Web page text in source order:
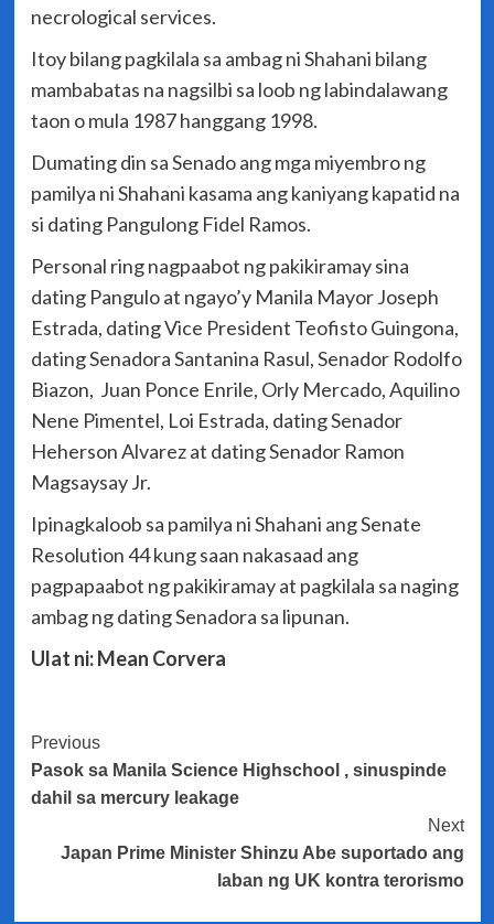
necrological services.
Itoy bilang pagkilala sa ambag ni Shahani bilang
mambabatas na nagsilbi sa loob ng labindalawang
taon o mula 1987 hanggang 1998.
Dumating din sa Senado ang mga miyembro ng
pamilya ni Shahani kasama ang kaniyang kapatid na
si dating Pangulong Fidel Ramos.
Personal ring nagpaabot ng pakikiramay sina
dating Pangulo at ngayo’y Manila Mayor Joseph
Estrada, dating Vice President Teofisto Guingona,
dating Senadora Santanina Rasul, Senador Rodolfo
Biazon, Juan Ponce Enrile, Orly Mercado, Aquilino
Nene Pimentel, Loi Estrada, dating Senador
Heherson Alvarez at dating Senador Ramon
Magsaysay Jr.
Ipinagkaloob sa pamilya ni Shahani ang Senate
Resolution 44 kung saan nakasaad ang
pagpapaabot ng pakikiramay at pagkilala sa naging
ambag ng dating Senadora sa lipunan.
Ulat ni: Mean Corvera
Post
Navigation
Previous
Pasok sa Manila Science Highschool , sinuspinde
dahil sa mercury leakage
Next
Japan Prime Minister Shinzu Abe suportado ang
laban ng UK kontra terorismo